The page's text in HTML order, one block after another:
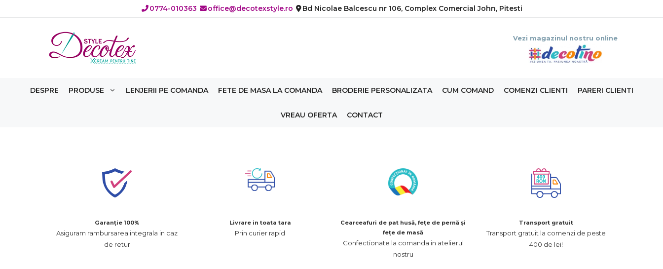
la
0774-010363 office@decotexstyle.ro Bd Nicolae Balcescu nr 106, Complex Comercial John, Pitesti
Vezi magazinul nostru online
DESPRE PRODUSE LENJERII PE COMANDA FETE DE MASA LA COMANDA BRODERIE PERSONALIZATA CUM COMAND COMENZI CLIENTI PARERI CLIENTI
VREAU OFERTA CONTACT
Garanție 100%
Asiguram rambursarea integrala in caz
de retur
Livrare in toata tara
Prin curier rapid
Cearceafuri de pat husă, fețe de pernă și
fețe de masă
Confectionate la comanda in atelierul
nostru
Transport gratuit
Transport gratuit la comenzi de peste
400 de lei!